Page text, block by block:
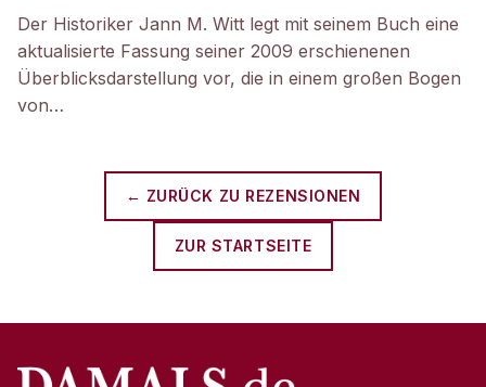
Der Historiker Jann M. Witt legt mit seinem Buch eine
aktualisierte Fassung seiner 2009 erschienenen
Überblicksdarstellung vor, die in einem großen Bogen
von…
← ZURÜCK ZU REZENSIONEN
ZUR STARTSEITE